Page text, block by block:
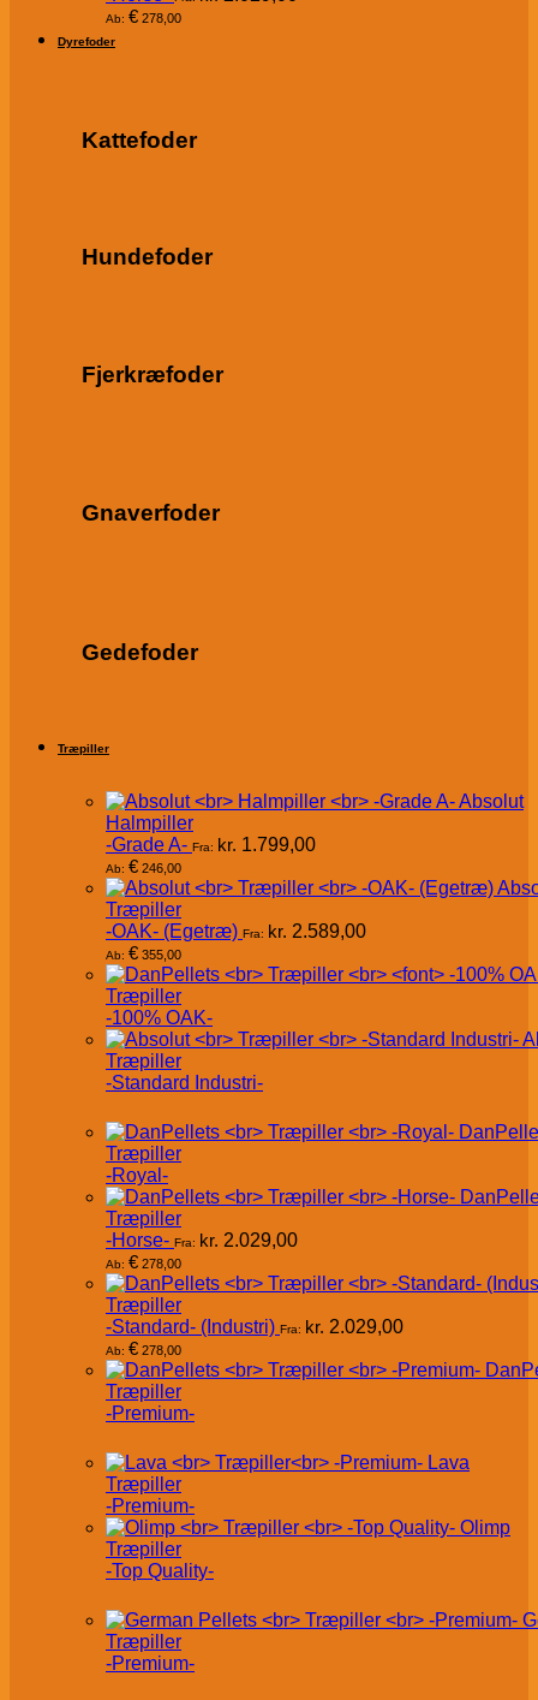
Ab: € 278,00
Dyrefoder
Kattefoder
Hundefoder
Fjerkræfoder
Gnaverfoder
Gedefoder
Træpiller
Absolut
Halmpiller
-Grade A- Fra: kr. 1.799,00
Ab: € 246,00
Træpiller
-OAK- (Egetræ) Fra: kr. 2.589,00
Ab: € 355,00
Træpiller
-100% OAK-
Træpiller
-Standard Industri-
Træpiller
-Royal-
Træpiller
-Horse- Fra: kr. 2.029,00
Ab: € 278,00
Træpiller
-Standard- (Industri) Fra: kr. 2.029,00
Ab: € 278,00
Træpiller
-Premium-
Lava
Træpiller
-Premium-
Olimp
Træpiller
-Top Quality-
Træpiller
-Premium-